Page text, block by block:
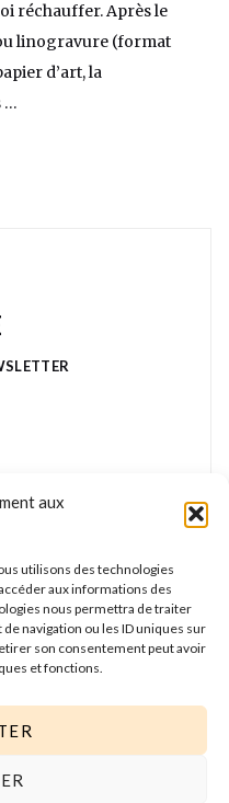
aux
utilisons des technologies
aux informations des
nous permettra de traiter
navigation ou les ID uniques sur
son consentement peut avoir
et fonctions.
réchauffer. Après le
linogravure (format
d’art, la
…
et ne les
parties qui rendent ce
de confidentialité